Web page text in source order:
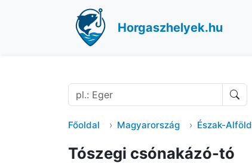
Horgaszhelyek.hu
Főoldal Magyarország Észak-Alföld
Tószegi csónakázó-tó